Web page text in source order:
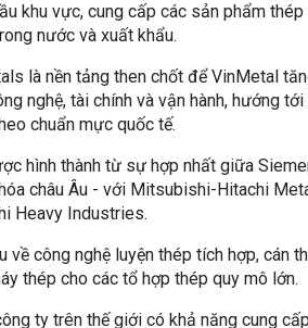
khu vực, cung cấp các sản phẩm
nước và xuất khẩu.
là nền tảng then chốt để VinMetal
nghệ, tài chính và vận hành, hướng
chuẩn mực quốc tế.
hình thành từ sự hợp nhất giữa
châu Âu - với Mitsubishi-Hitachi
Heavy Industries.
về công nghệ luyện thép tích hợp, cán
thép cho các tổ hợp thép quy mô lớn.
ty trên thế giới có khả năng cung